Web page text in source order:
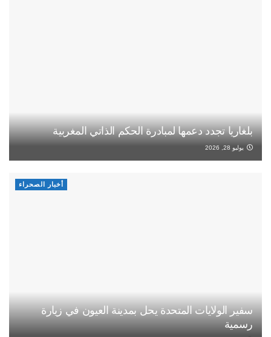
بلغاريا تجدد دعمها لمبادرة الحكم الذاتي المغربية
يوليو 28, 2026
أخبار الصحراء
سفير الولايات المتحدة يحل بمدينة العيون في زيارة
رسمية